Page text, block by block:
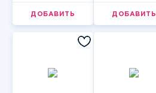
ДОБАВИТЬ ДОБАВИТЬ